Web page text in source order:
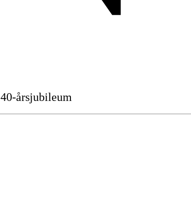
40-årsjubileum